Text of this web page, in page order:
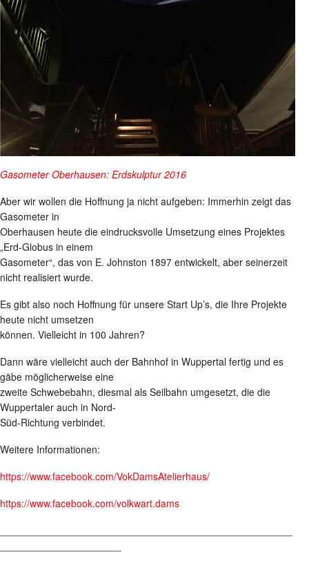
Gasometer Oberhausen: Erdskulptur 2016
Aber wir wollen die Hoffnung ja nicht aufgeben: Immerhin zeigt das
Gasometer in
Oberhausen heute die eindrucksvolle Umsetzung eines Projektes
„Erd-Globus in einem
Gasometer“, das von E. Johnston 1897 entwickelt, aber seinerzeit
nicht realisiert wurde.
Es gibt also noch Hoffnung für unsere Start Up’s, die Ihre Projekte
heute nicht umsetzen
können. Vielleicht in 100 Jahren?
Dann wäre vielleicht auch der Bahnhof in Wuppertal fertig und es
gäbe möglicherweise eine
zweite Schwebebahn, diesmal als Seilbahn umgesetzt, die die
Wuppertaler auch in Nord-
Süd-Richtung verbindet.
Weitere Informationen:
https://www.facebook.com/VokDamsAtelierhaus/
https://www.facebook.com/volkwart.dams